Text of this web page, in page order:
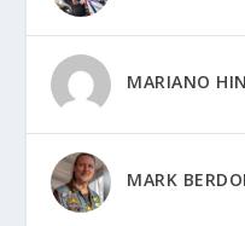
MARIANO
MARK